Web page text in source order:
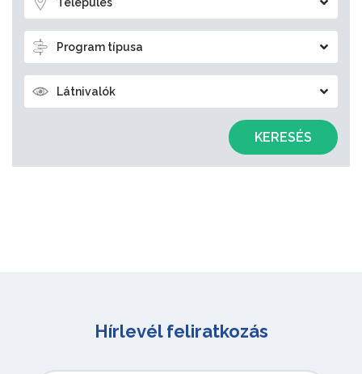
Település
Program típusa
Látnivalók
KERESÉS
Hírlevél feliratkozás